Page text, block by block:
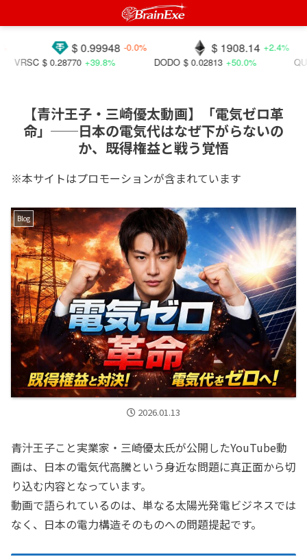
$ 1908.14 +2.4%
$ 0.99948 -0.0%
DODO
$ 0.02813 +50.0%
0.28770 +39.8% QUACK $
【青汁王子・三崎優太動画】「電気ゼロ革
命」──日本の電気代はなぜ下がらないの
か、既得権益と戦う覚悟
※本サイトはプロモーションが含まれています
Blog
2026.01.13
青汁王子こと実業家・三崎優太氏が公開したYouTube動
画は、日本の電気代高騰という身近な問題に真正面から切
り込む内容となっています。
動画で語られているのは、単なる太陽光発電ビジネスでは
なく、日本の電力構造そのものへの問題提起です。